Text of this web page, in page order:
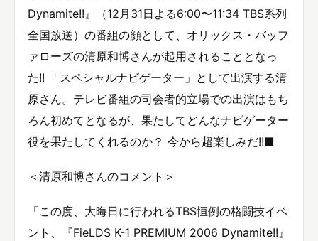
Dynamite!!』（12月31日よる6:00〜11:34 TBS系列
全国放送）の番組の顔として、オリックス・バッフ
ァローズの清原和博さんが起用されることとなっ
た!! 「スペシャルナビゲーター」として出演する清
原さん。テレビ番組の司会者的立場での出演はもち
ろん初めてとなるが、果たしてどんなナビゲーター
役を果たしてくれるのか？ 今から超楽しみだ!!■
＜清原和博さんのコメント＞
「この度、大晦日に行われるTBS恒例の格闘技イベ
ント、『FieLDS K-1 PREMIUM 2006 Dynamite!!』